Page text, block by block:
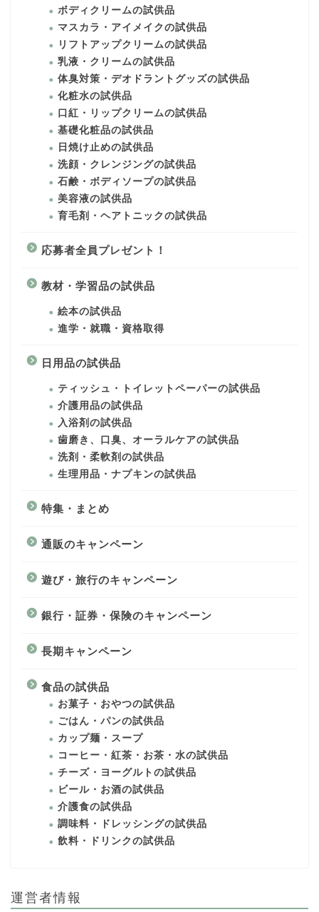
ボディクリームの試供品
マスカラ・アイメイクの試供品
リフトアップクリームの試供品
乳液・クリームの試供品
体臭対策・デオドラントグッズの試供品
化粧水の試供品
口紅・リップクリームの試供品
基礎化粧品の試供品
日焼け止めの試供品
洗顔・クレンジングの試供品
石鹸・ボディソープの試供品
美容液の試供品
育毛剤・ヘアトニックの試供品
応募者全員プレゼント！
教材・学習品の試供品
絵本の試供品
進学・就職・資格取得
日用品の試供品
ティッシュ・トイレットペーパーの試供品
介護用品の試供品
入浴剤の試供品
歯磨き、口臭、オーラルケアの試供品
洗剤・柔軟剤の試供品
生理用品・ナプキンの試供品
特集・まとめ
通販のキャンペーン
遊び・旅行のキャンペーン
銀行・証券・保険のキャンペーン
長期キャンペーン
食品の試供品
お菓子・おやつの試供品
ごはん・パンの試供品
カップ麺・スープ
コーヒー・紅茶・お茶・水の試供品
チーズ・ヨーグルトの試供品
ビール・お酒の試供品
介護食の試供品
調味料・ドレッシングの試供品
飲料・ドリンクの試供品
運営者情報